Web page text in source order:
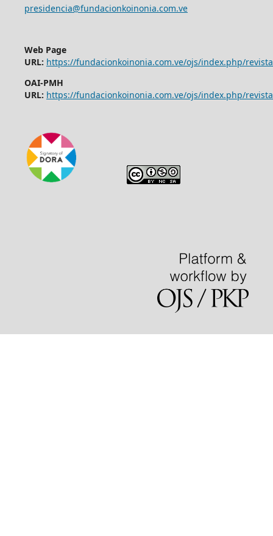
presidencia@fundacionkoinonia.com.ve
Web Page
URL: https://fundacionkoinonia.com.ve/ojs/index.php/
OAI-PMH
URL: https://fundacionkoinonia.com.ve/ojs/index.php/